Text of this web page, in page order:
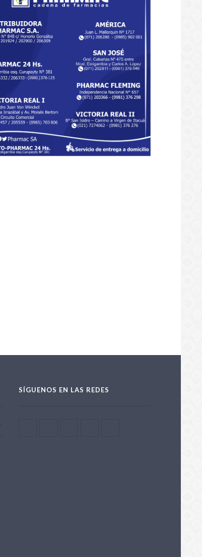
SÍGUENOS EN LAS REDES